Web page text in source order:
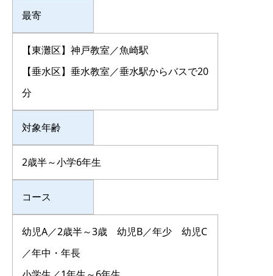
最寄
【東灘区】神戸教室／魚崎駅
【垂水区】垂水教室／垂水駅からバスで20
分
対象年齢
2歳半～小学6年生
コース
幼児A／2歳半～3歳 幼児B／年少 幼児C
／年中・年長